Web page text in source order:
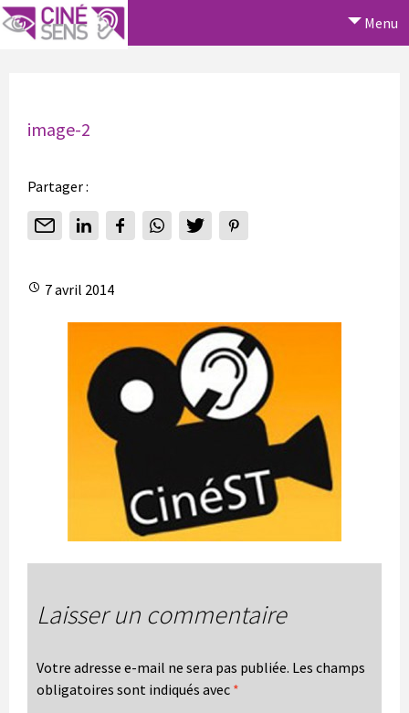
Menu
image-2
Partager :
7 avril 2014
Laisser un commentaire
Votre adresse e-mail ne sera pas publiée. Les champs
obligatoires sont indiqués avec *